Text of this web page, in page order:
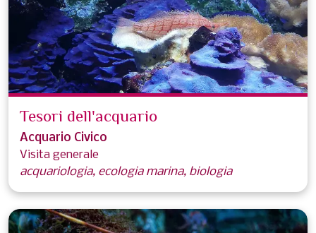
Tesori dell'acquario
Acquario Civico
Visita generale
acquariologia, ecologia marina, biologia